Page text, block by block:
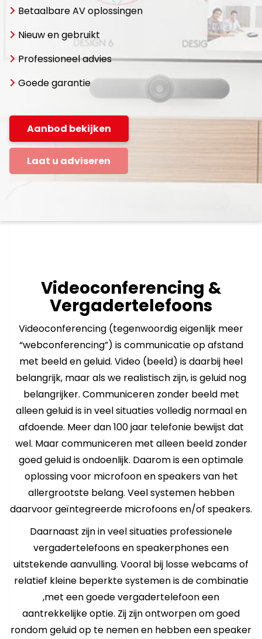
Betaalbare AV oplossingen
Nieuw en gebruikt
Professioneel advies
Goede garantie
Aanbod bekijken
Laat u adviseren
Videoconferencing &
Vergadertelefoons
Videoconferencing (tegenwoordig eigenlijk meer
“webconferencing”) is communicatie op afstand
met beeld en geluid. Video (beeld) is daarbij heel
belangrijk, maar als we realistisch zijn, is geluid nog
belangrijker. Communiceren zonder beeld met
alleen geluid is in veel situaties volledig normaal en
afdoende. Meer dan 100 jaar telefonie bewijst dat
wel. Maar communiceren met alleen beeld zonder
goed geluid is ondoenlijk. Daarom is een optimale
oplossing voor microfoon en speakers van het
allergrootste belang. Veel systemen hebben
daarvoor geïntegreerde microfoons en/of speakers.
Daarnaast zijn in veel situaties professionele
vergadertelefoons en speakerphones een
uitstekende aanvulling. Vooral bij losse webcams of
relatief kleine beperkte systemen is de combinatie
,met een goede vergadertelefoon een
aantrekkelijke optie. Zij zijn ontworpen om goed
rondom geluid op te nemen en hebben een speaker